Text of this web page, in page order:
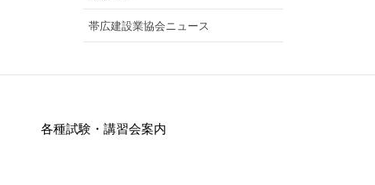
帯広建設業協会ニュース
各種試験・講習会案内